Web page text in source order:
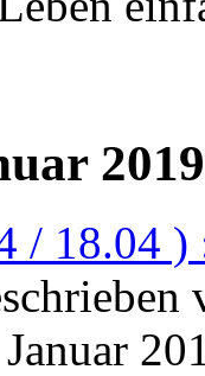
2019
/ 18.04 )